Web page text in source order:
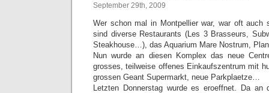
September 29th, 2009
Wer schon mal in Montpellier war, war oft auch
sind diverse Restaurants (Les 3 Brasseurs,
Steakhouse…), das Aquarium Mare Nostrum,
Nun wurde an diesen Komplex das neue
grosses, teilweise offenes Einkaufszentrum mit
grossen Geant Supermarkt, neue Parkplaetze…
Letzten Donnerstag wurde es eroeffnet. Da an